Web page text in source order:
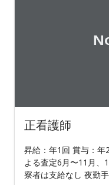
正看護師
昇給：年1回 賞与：年
よる査定6月〜11月、
寮者は支給なし 夜勤